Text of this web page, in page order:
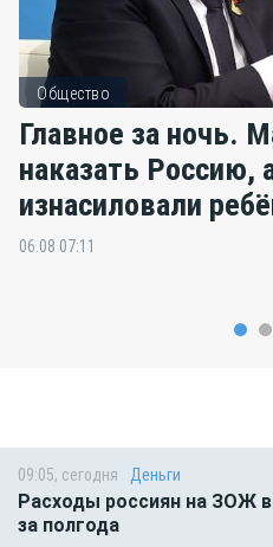
Общество
Главное за ночь.
наказать Россию,
изнасиловали
06.08 07:11
09:05, сегодня Деньги
Расходы россиян на ЗОЖ
за полгода